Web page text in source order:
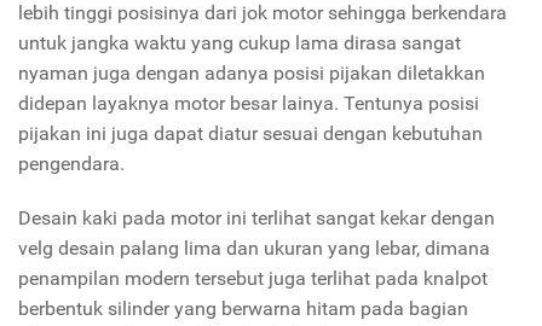
lebih tinggi posisinya dari jok motor sehingga berkendara
untuk jangka waktu yang cukup lama dirasa sangat
nyaman juga dengan adanya posisi pijakan diletakkan
didepan layaknya motor besar lainya. Tentunya posisi
pijakan ini juga dapat diatur sesuai dengan kebutuhan
pengendara.
Desain kaki pada motor ini terlihat sangat kekar dengan
velg desain palang lima dan ukuran yang lebar, dimana
penampilan modern tersebut juga terlihat pada knalpot
berbentuk silinder yang berwarna hitam pada bagian